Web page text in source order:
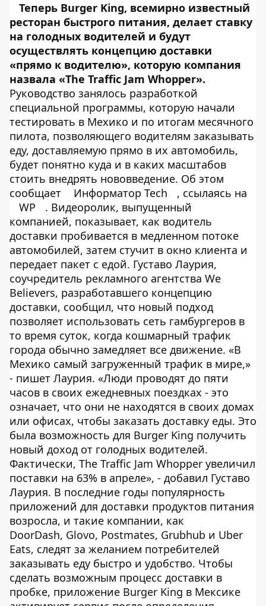
Теперь Burger King, всемирно известный
ресторан быстрого питания, делает ставку
на голодных водителей и будут
осуществлять концепцию доставки
«прямо к водителю», которую компания
назвала «The Traffic Jam Whopper».
Руководство занялось разработкой
специальной программы, которую начали
тестировать в Мехико и по итогам месячного
пилота, позволяющего водителям заказывать
еду, доставляемую прямо в их автомобиль,
будет понятно куда и в каких масштабов
стоить внедрять нововведение. Об этом
сообщает
Информатор Tech
, ссылаясь на
WP
. Видеоролик, выпущенный
компанией, показывает, как водитель
доставки пробивается в медленном потоке
автомобилей, затем стучит в окно клиента и
передает пакет с едой. Густаво Лаурия,
соучредитель рекламного агентства We
Believers, разработавшего концепцию
доставки, сообщил, что новый подход
позволяет использовать сеть гамбургеров в
то время суток, когда кошмарный трафик
города обычно замедляет все движение. «В
Мехико самый загруженный трафик в мире,»
- пишет Лаурия. «Люди проводят до пяти
часов в своих ежедневных поездках - это
означает, что они не находятся в своих домах
или офисах, чтобы заказать доставку еды. Это
была возможность для Burger King получить
новый доход от голодных водителей.
Фактически, The Traffic Jam Whopper увеличил
поставки на 63% в апреле», - добавил Густаво
Лаурия. В последние годы популярность
приложений для доставки продуктов питания
возросла, и такие компании, как
DoorDash, Glovo, Postmates, Grubhub и Uber
Eats, следят за желанием потребителей
заказывать еду быстро и удобство. Чтобы
сделать возможным процесс доставки в
пробке, приложение Burger King в Мексике